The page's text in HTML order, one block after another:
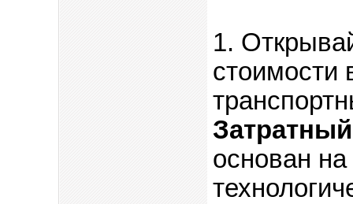
1.
стоимости
основан